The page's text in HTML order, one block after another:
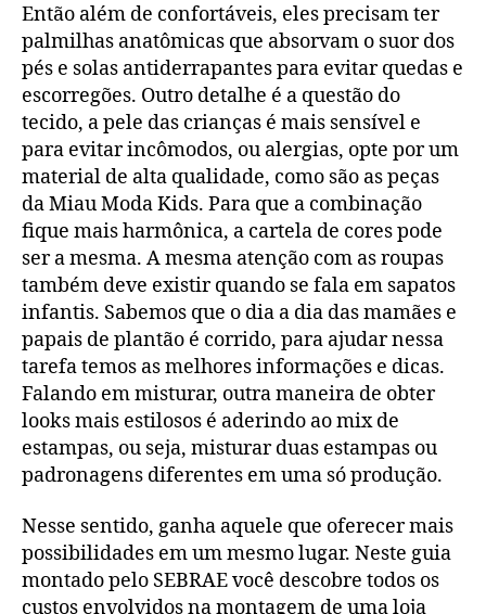
Então além de confortáveis, eles precisam ter
palmilhas anatômicas que absorvam o suor dos
pés e solas antiderrapantes para evitar quedas e
escorregões. Outro detalhe é a questão do
tecido, a pele das crianças é mais sensível e
para evitar incômodos, ou alergias, opte por um
material de alta qualidade, como são as peças
da Miau Moda Kids. Para que a combinação
fique mais harmônica, a cartela de cores pode
ser a mesma. A mesma atenção com as roupas
também deve existir quando se fala em sapatos
infantis. Sabemos que o dia a dia das mamães e
papais de plantão é corrido, para ajudar nessa
tarefa temos as melhores informações e dicas.
Falando em misturar, outra maneira de obter
looks mais estilosos é aderindo ao mix de
estampas, ou seja, misturar duas estampas ou
padronagens diferentes em uma só produção.
Nesse sentido, ganha aquele que oferecer mais
possibilidades em um mesmo lugar. Neste guia
montado pelo SEBRAE você descobre todos os
custos envolvidos na montagem de uma loja